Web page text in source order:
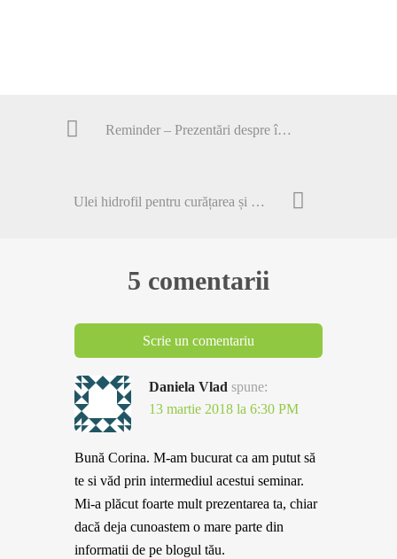
Reminder – Prezentări despre îngrijirea pielii 8 și 9 martie, București
Ulei hidrofil pentru curățarea și demachierea pielii
5 comentarii
Scrie un comentariu
Daniela Vlad spune:
13 martie 2018 la 6:30 PM
Bună Corina. M-am bucurat ca am putut să
te si văd prin intermediul acestui seminar.
Mi-a plăcut foarte mult prezentarea ta, chiar
dacă deja cunoastem o mare parte din
informatii de pe blogul tău.